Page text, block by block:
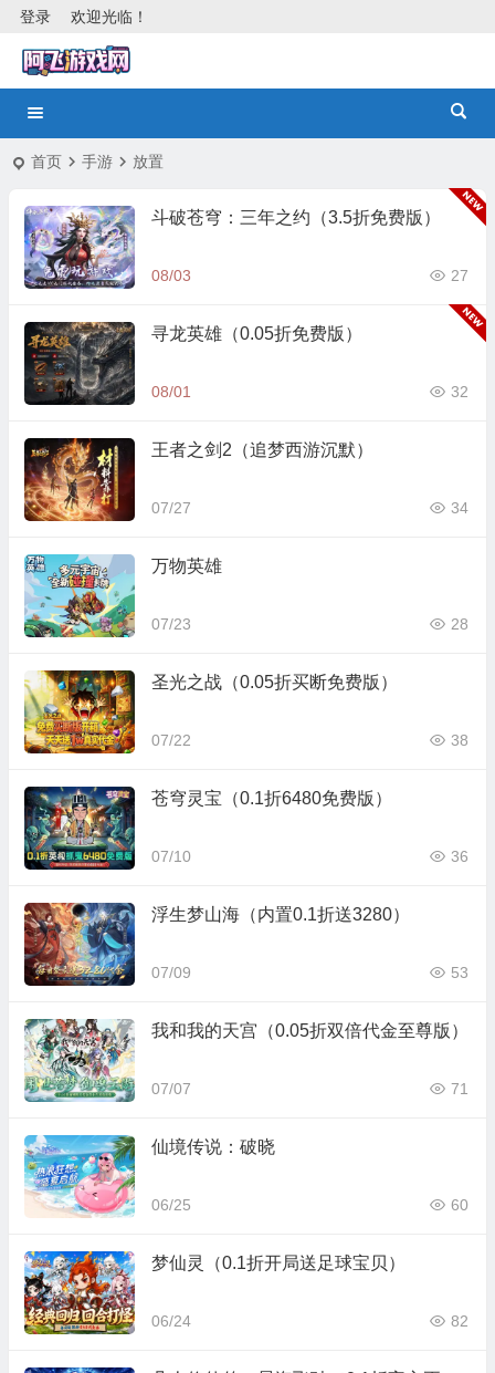
欢迎光临！
登录
首页 手游 放置
斗破苍穹：三年之约（3.5折免费版）
08/03 27
寻龙英雄（0.05折免费版）
08/01 32
王者之剑2（追梦西游沉默）
07/27 34
万物英雄
07/23 28
圣光之战（0.05折买断免费版）
07/22 38
苍穹灵宝（0.1折6480免费版）
07/10 36
浮生梦山海（内置0.1折送3280）
07/09 53
我和我的天宫（0.05折双倍代金至尊版）
07/07 71
仙境传说：破晓
06/25 60
梦仙灵（0.1折开局送足球宝贝）
06/24 82